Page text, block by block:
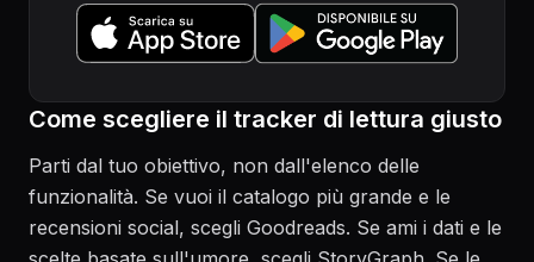
Come scegliere il tracker di lettura giusto
Parti dal tuo obiettivo, non dall'elenco delle
funzionalità. Se vuoi il catalogo più grande e le
recensioni social, scegli Goodreads. Se ami i dati e le